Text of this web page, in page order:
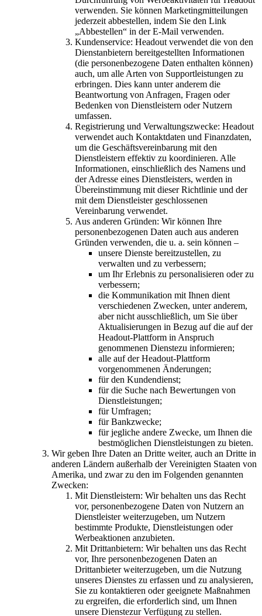
verwenden. Sie können Marketingmitteilungen
jederzeit abbestellen, indem Sie den Link
„Abbestellen“ in der E-Mail verwenden.
Kundenservice: Headout verwendet die von den
Dienstanbietern bereitgestellten Informationen
(die personenbezogene Daten enthalten können)
auch, um alle Arten von Supportleistungen zu
erbringen. Dies kann unter anderem die
Beantwortung von Anfragen, Fragen oder
Bedenken von Dienstleistern oder Nutzern
umfassen.
Registrierung und Verwaltungszwecke: Headout
verwendet auch Kontaktdaten und Finanzdaten,
um die Geschäftsvereinbarung mit den
Dienstleistern effektiv zu koordinieren. Alle
Informationen, einschließlich des Namens und
der Adresse eines Dienstleisters, werden in
Übereinstimmung mit dieser Richtlinie und der
mit dem Dienstleister geschlossenen
Vereinbarung verwendet.
Aus anderen Gründen: Wir können Ihre
personenbezogenen Daten auch aus anderen
Gründen verwenden, die u. a. sein können –
unsere Dienste bereitzustellen, zu
verwalten und zu verbessern;
um Ihr Erlebnis zu personalisieren oder zu
verbessern;
die Kommunikation mit Ihnen dient
verschiedenen Zwecken, unter anderem,
aber nicht ausschließlich, um Sie über
Aktualisierungen in Bezug auf die auf der
Headout-Plattform in Anspruch
genommenen Dienstezu informieren;
alle auf der Headout-Plattform
vorgenommenen Änderungen;
für den Kundendienst;
für die Suche nach Bewertungen von
Dienstleistungen;
für Umfragen;
für Bankzwecke;
für jegliche andere Zwecke, um Ihnen die
bestmöglichen Dienstleistungen zu bieten.
Wir geben Ihre Daten an Dritte weiter, auch an Dritte in
anderen Ländern außerhalb der Vereinigten Staaten von
Amerika, und zwar zu den im Folgenden genannten
Zwecken:
Mit Dienstleistern: Wir behalten uns das Recht
vor, personenbezogene Daten von Nutzern an
Dienstleister weiterzugeben, um Nutzern
bestimmte Produkte, Dienstleistungen oder
Werbeaktionen anzubieten.
Mit Drittanbietern: Wir behalten uns das Recht
vor, Ihre personenbezogenen Daten an
Drittanbieter weiterzugeben, um die Nutzung
unseres Dienstes zu erfassen und zu analysieren,
Sie zu kontaktieren oder geeignete Maßnahmen
zu ergreifen, die erforderlich sind, um Ihnen
unsere Dienstezur Verfügung zu stellen.